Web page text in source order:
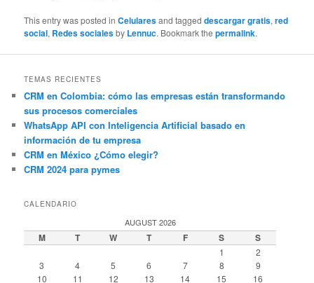
This entry was posted inCelularesand taggeddescargar gratis,red
social, Redes socialesby Lennuc. Bookmark thepermalink.
TEMAS RECIENTES
CRM en Colombia: cómo las empresas están transformando
sus procesos comerciales
WhatsApp API con Inteligencia Artificial basado en
información de tu empresa
CRM en México ¿Cómo elegir?
CRM 2024 para pymes
CALENDARIO
AUGUST 2026
M T W T F S S
1
2
3
4 5 6 7 8
9
10
11 12 13 14 15
16